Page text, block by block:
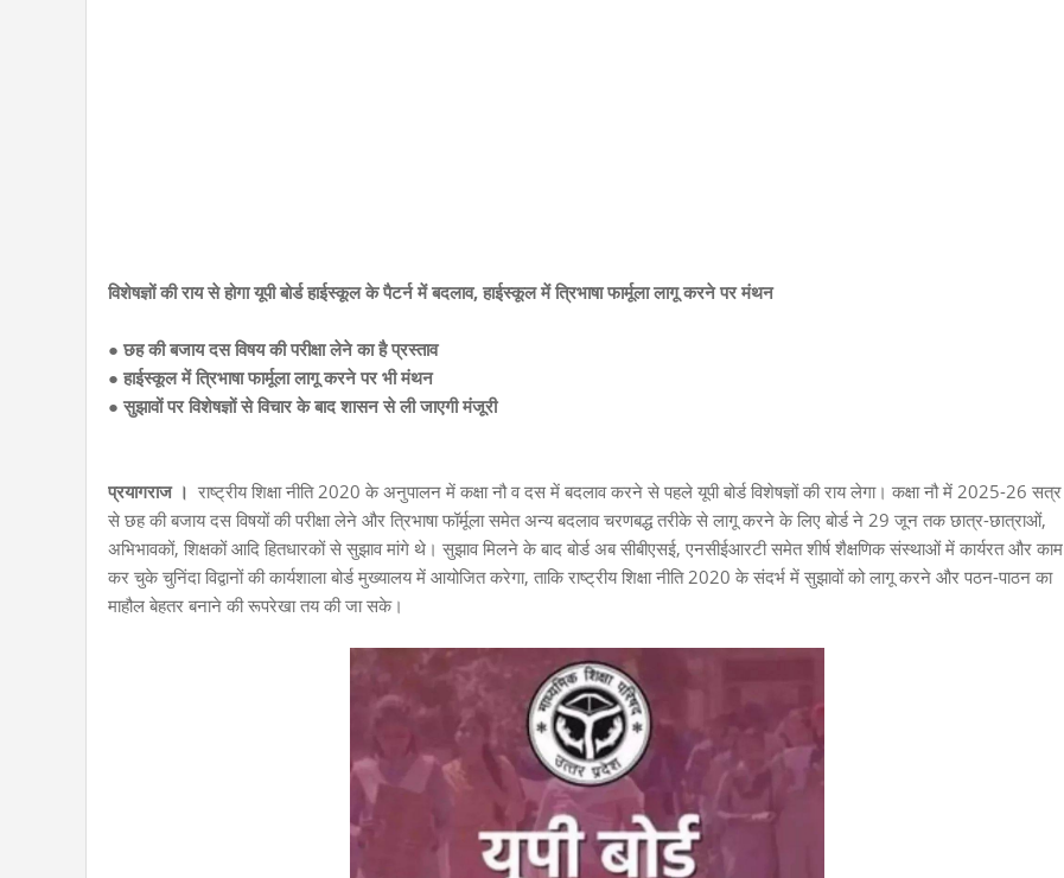
विशेषज्ञों की राय से होगा यूपी बोर्ड हाईस्कूल के पैटर्न में बदलाव, हाईस्कूल में त्रिभाषा फार्मूला लागू करने पर मंथन
● छह की बजाय दस विषय की परीक्षा लेने का है प्रस्ताव
● हाईस्कूल में त्रिभाषा फार्मूला लागू करने पर भी मंथन
● सुझावों पर विशेषज्ञों से विचार के बाद शासन से ली जाएगी मंजूरी
प्रयागराज । राष्ट्रीय शिक्षा नीति 2020 के अनुपालन में कक्षा नौ व दस में बदलाव करने से पहले यूपी बोर्ड विशेषज्ञों की राय लेगा। कक्षा नौ में 2025-26 सत्र
से छह की बजाय दस विषयों की परीक्षा लेने और त्रिभाषा फॉर्मूला समेत अन्य बदलाव चरणबद्ध तरीके से लागू करने के लिए बोर्ड ने 29 जून तक छात्र-छात्राओं,
अभिभावकों, शिक्षकों आदि हितधारकों से सुझाव मांगे थे। सुझाव मिलने के बाद बोर्ड अब सीबीएसई, एनसीईआरटी समेत शीर्ष शैक्षणिक संस्थाओं में कार्यरत और काम
कर चुके चुनिंदा विद्वानों की कार्यशाला बोर्ड मुख्यालय में आयोजित करेगा, ताकि राष्ट्रीय शिक्षा नीति 2020 के संदर्भ में सुझावों को लागू करने और पठन-पाठन का
माहौल बेहतर बनाने की रूपरेखा तय की जा सके।